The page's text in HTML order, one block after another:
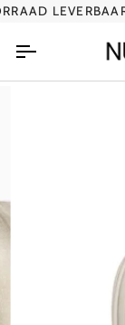
Ga
inhoud
LEVERBAAR✓